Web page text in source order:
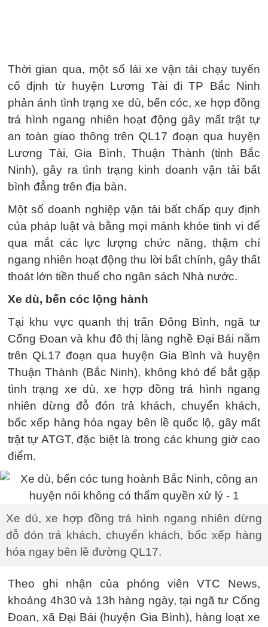
Thời gian qua, một số lái xe vận tải chạy tuyến
cố định từ huyện Lương Tài đi TP Bắc Ninh
phản ánh tình trạng xe dù, bến cóc, xe hợp đồng
trá hình ngang nhiên hoạt động gây mất trật tự
an toàn giao thông trên QL17 đoạn qua huyện
Lương Tài, Gia Bình, Thuận Thành (tỉnh Bắc
Ninh), gây ra tình trạng kinh doanh vận tải bất
bình đẳng trên địa bàn.
Một số doanh nghiệp vận tải bất chấp quy định
của pháp luật và bằng mọi mánh khóe tinh vi để
qua mắt các lực lượng chức năng, thậm chí
ngang nhiên hoạt động thu lời bất chính, gây thất
thoát lớn tiền thuế cho ngân sách Nhà nước.
Xe dù, bến cóc lộng hành
Tại khu vực quanh thị trấn Đông Bình, ngã tư
Cống Đoan và khu đô thị làng nghề Đại Bái nằm
trên QL17 đoạn qua huyện Gia Bình và huyện
Thuận Thành (Bắc Ninh), không khó để bắt gặp
tình trạng xe dù, xe hợp đồng trá hình ngang
nhiên dừng đỗ đón trả khách, chuyển khách,
bốc xếp hàng hóa ngay bên lề quốc lộ, gây mất
trật tự ATGT, đặc biệt là trong các khung giờ cao
điểm.
Xe dù, xe hợp đồng trá hình ngang nhiên dừng
đỗ đón trả khách, chuyển khách, bốc xếp hàng
hóa ngay bên lề đường QL17.
Theo ghi nhận của phóng viên VTC News,
khoảng 4h30 và 13h hàng ngày, tại ngã tư Cống
Đoan, xã Đại Bái (huyện Gia Bình), hàng loạt xe